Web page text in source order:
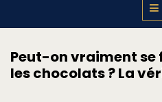
Peut-on vraiment se
les chocolats ? La